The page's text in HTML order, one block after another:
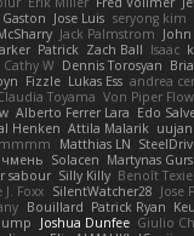
Gaston Jose Luis seryong kim
Jack Palmstrom
Patrick Zach Ball Isaac
Cathy W Dennis Torosyan
Fizzle Lukas Ess andrea
Toyama Von Piper
Alberto Ferrer Lara Edo
Henken Attila Malarik
Matthias LN
Solacen Martynas
sabour Silly Killy Benoît
J. Foxx SilentWatcher28 Jose
Bouillard Patrick Ryan Keu
Joshua Dunfee Giulio